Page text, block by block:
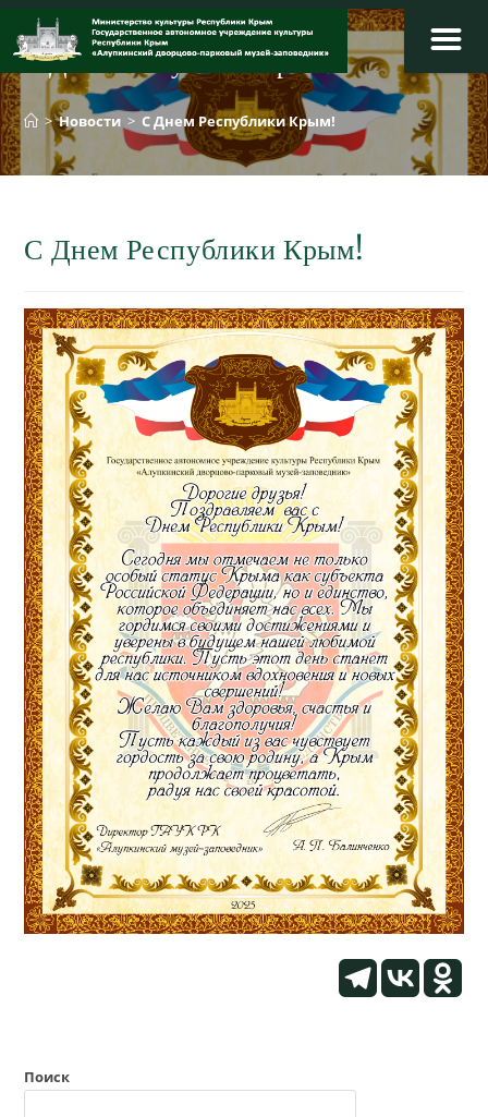
Перейти
содержимому
С Днем Республики Крым!
> Новости > С Днем Республики Крым!
С Днем Республики Крым!
Поиск